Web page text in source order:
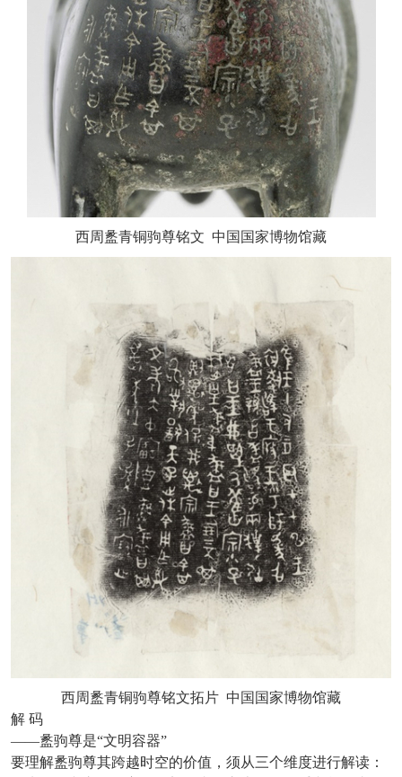
西周盠青铜驹尊铭文 中国国家博物馆藏
西周盠青铜驹尊铭文拓片 中国国家博物馆藏
解 码
——盠驹尊是“文明容器”
要理解盠驹尊其跨越时空的价值，须从三个维度进行解读：